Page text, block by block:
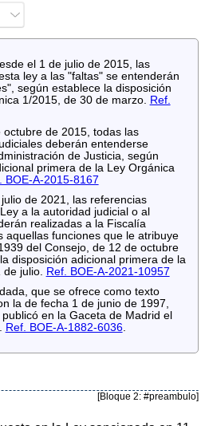
el 1 de julio de 2015, las
ley a las "faltas" se entenderán
según establece la disposición
1/2015, de 30 de marzo.
Ref.
de 2015, todas las
deberán entenderse
de Justicia, según
primera de la Ley Orgánica
BOE-A-2015-8167
de 2021, las referencias
a la autoridad judicial o al
realizadas a la Fiscalía
aquellas funciones que le atribuye
del Consejo, de 12 de octubre
disposición adicional primera de la
de julio. Ref. BOE-A-2021-10957
que se ofrece como texto
la de fecha 1 de junio de 1997,
en la Gaceta de Madrid el
Ref. BOE-A-1882-6036.
[Bloque 2: #preambulo]